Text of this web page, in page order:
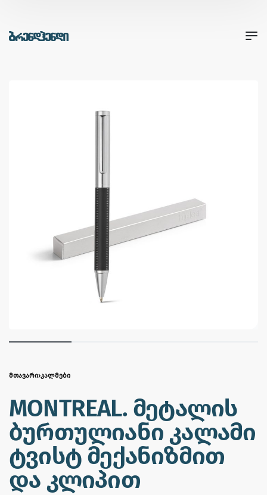
ᲛᲗᲐᲕᲐᲠᲘ›ᲙᲐᲚᲛᲔᲑᲘ
MONTREAL. მეტალის
ბურთულიანი კალამი
ტვისტ მექანიზმით
და კლიპით